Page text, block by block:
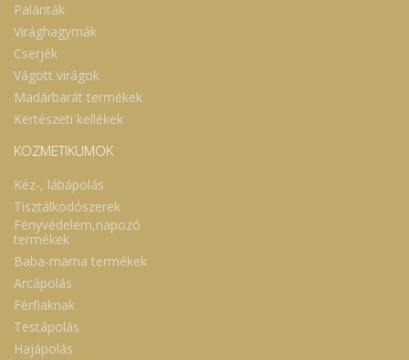
Palánták
Virághagymák
Cserjék
Vágott virágok
Madárbarát termékek
Kertészeti kellékek
KOZMETIKUMOK
Kéz-, lábápolás
Tisztálkodószerek
Fényvédelem,napozó
termékek
Baba-mama termékek
Arcápolás
Férfiaknak
Testápolás
Hajápolás